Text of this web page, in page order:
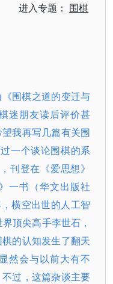
进入专题： 围棋
围棋之道的变迁与
迷朋友读后评价甚
我再写几篇有关围
一个谈论围棋的系
登在《爱思想》
一书（华文出版社
横空出世的人工智
顶尖高手李世石，
的认知发生了翻天
然会与以前大有不
过，这篇杂谈主要